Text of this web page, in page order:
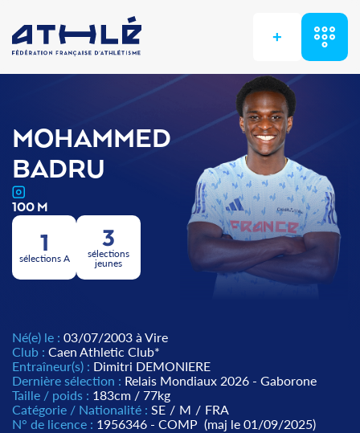
+
MOHAMMED
BADRU
100 M
1
sélections A
3
sélections
jeunes
Né(e) le : 03/07/2003 à Vire
Club : Caen Athletic Club*
Entraîneur(s) : Dimitri DEMONIERE
Dernière sélection : Relais Mondiaux 2026 - Gaborone
Taille / poids : 183cm / 77kg
Catégorie / Nationalité : SE / M / FRA
N° de licence : 1956346 - COMP (maj le 01/09/2025)